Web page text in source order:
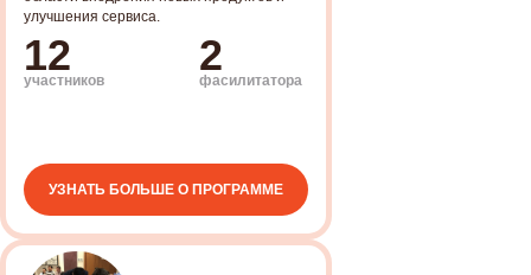
улучшения сервиса.
12
участников
2
фасилитатора
УЗНАТЬ БОЛЬШЕ О ПРОГРАММЕ
НАШ ГЛАВНЫЙ
АКТИВ
4 элемента, позволяющие нам
оставаться лидерами среди